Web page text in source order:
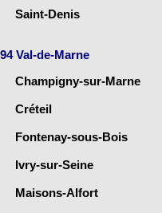
Saint-Denis
94 Val-de-Marne
Champigny-sur-Marne
Créteil
Fontenay-sous-Bois
Ivry-sur-Seine
Maisons-Alfort